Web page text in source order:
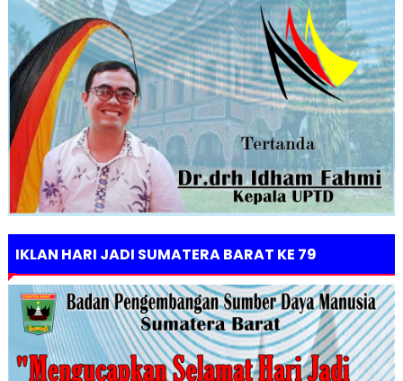
IKLAN HARI JADI SUMATERA BARAT KE 79